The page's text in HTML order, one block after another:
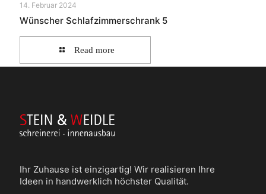
14. Februar 2024
Wünscher Schlafzimmerschrank 5
Read more
Ihr Zuhause ist einzigartig! Wir realisieren Ihre
Ideen in handwerklich höchster Qualität.